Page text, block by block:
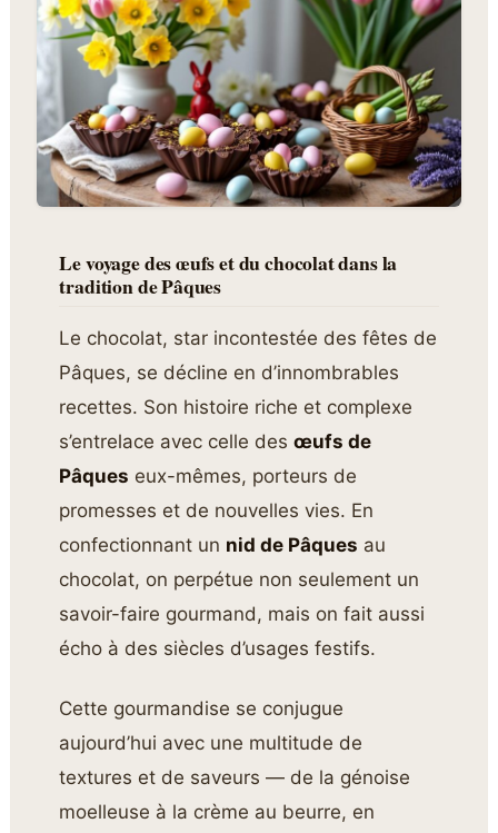
Le voyage des œufs et du chocolat dans la
tradition de Pâques
Le chocolat, star incontestée des fêtes de
Pâques, se décline en d’innombrables
recettes. Son histoire riche et complexe
s’entrelace avec celle desœufs de
Pâques eux-mêmes, porteurs de
promesses et de nouvelles vies. En
confectionnant un nid de Pâques au
chocolat, on perpétue non seulement un
savoir-faire gourmand, mais on fait aussi
écho à des siècles d’usages festifs.
Cette gourmandise se conjugue
aujourd’hui avec une multitude de
textures et de saveurs — de la génoise
moelleuse à la crème au beurre, en